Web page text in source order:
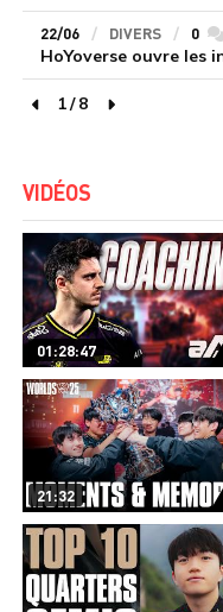
22/06 DIVERS 0
page précédente
1/8
page suivante
VIDÉOS
01:28:47
21:32